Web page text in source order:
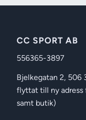
CC SPORT AB
556365-3897
Bjelkegatan 2, 506
flyttat till ny adress
samt butik)